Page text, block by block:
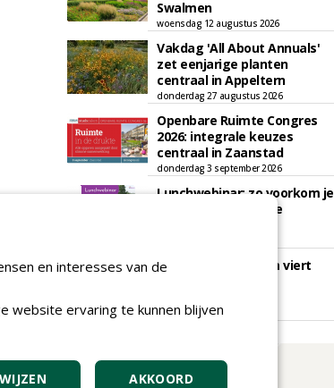
Swalmen
woensdag 12 augustus 2026
Vakdag 'All About Annuals'
zet eenjarige planten
centraal in Appeltern
donderdag 27 augustus 2026
Openbare Ruimte Congres
2026: integrale keuzes
centraal in Zaanstad
donderdag 3 september 2026
Lunchwebinar: zo voorkom je
dat natuurinclusieve
Rooftop Symposium viert
vrijdag 18 september 2026
en interesses van de
website ervaring te kunnen blijven
AKKOORD